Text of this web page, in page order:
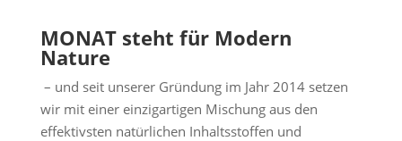
MONAT steht für Modern
Nature
– und seit unserer Gründung im Jahr 2014 setzen
wir mit einer einzigartigen Mischung aus den
effektivsten natürlichen Inhaltsstoffen und